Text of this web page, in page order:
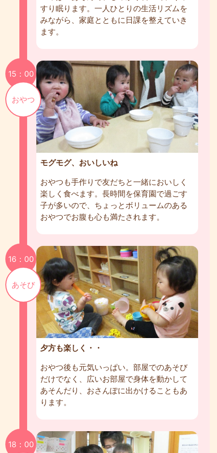
すり眠ります。一人ひとりの生活リズムを
みながら、家庭とともに日課を整えていき
ます。
15：00
おやつ
モグモグ、おいしいね
おやつも手作りで友だちと一緒においしく
楽しく食べます。長時間を保育園で過ごす
子が多いので、ちょっとボリュームのある
おやつでお腹も心も満たされます。
16：00
あそび
夕方も楽しく・・
おやつ後も元気いっぱい。部屋でのあそび
だけでなく、広いお部屋で身体を動かして
あそんだり、おさんぽに出かけることもあ
ります。
18：00